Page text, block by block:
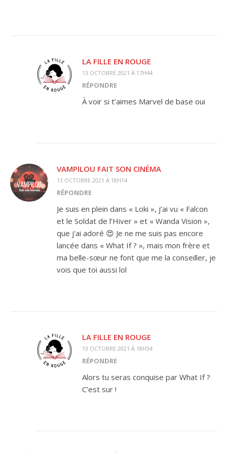
LA FILLE EN ROUGE
13 OCTOBRE 2021 À 17H44
RÉPONDRE
À voir si t’aimes Marvel de base oui
VAMPILOU FAIT SON CINÉMA
13 OCTOBRE 2021 À 18H14
RÉPONDRE
Je suis en plein dans « Loki », j’ai vu « Falcon
et le Soldat de l’Hiver » et « Wanda Vision »,
que j’ai adoré 😍 Je ne me suis pas encore
lancée dans « What If ? », mais mon frère et
ma belle-sœur ne font que me la conseiller, je
vois que toi aussi lol
LA FILLE EN ROUGE
13 OCTOBRE 2021 À 18H34
RÉPONDRE
Alors tu seras conquise par What If ?
C’est sur !